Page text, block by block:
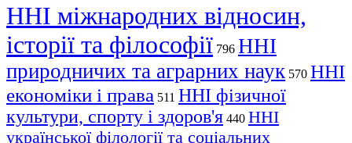
ННІ міжнародних відносин,
історії та філософії 796 ННІ
природничих та аграрних наук 570 ННІ
економіки і права 511 ННІ фізичної
культури, спорту і здоров'я 440 ННІ
української філології та соціальних